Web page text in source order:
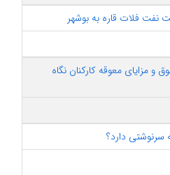
نفت فلات قاره به بوشهر
مزایای معوقه کارکنان نگاه